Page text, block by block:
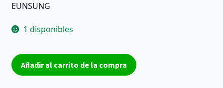
EUNSUNG
1 disponibles
CABLE
FLEX
Añadir al carrito de la compra